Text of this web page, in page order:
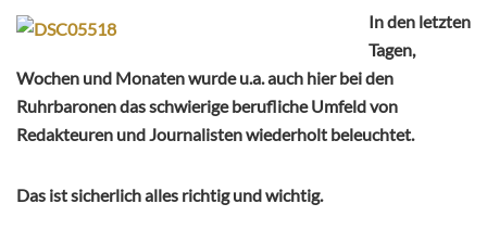
In den letzten
Tagen,
Wochen und Monaten wurde u.a. auch hier bei den
Ruhrbaronen das schwierige berufliche Umfeld von
Redakteuren und Journalisten wiederholt beleuchtet.
Das ist sicherlich alles richtig und wichtig.